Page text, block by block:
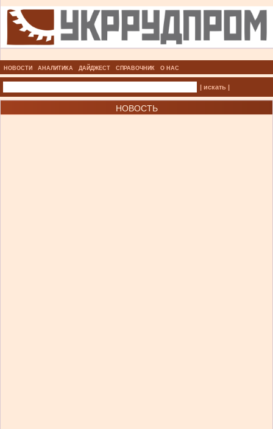
НОВОСТИ АНАЛИТИКА ДАЙДЖЕСТ СПРАВОЧНИК О НАС
| искать |
НОВОСТЬ